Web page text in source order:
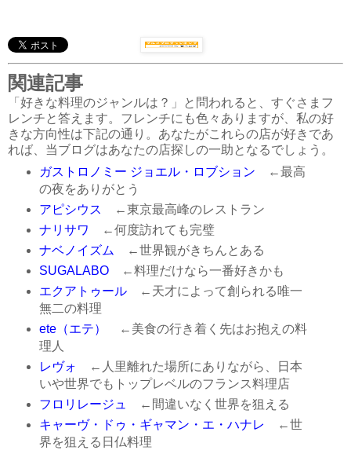
関連記事
「好きな料理のジャンルは？」と問われると、すぐさまフ
レンチと答えます。フレンチにも色々ありますが、私の好
きな方向性は下記の通り。あなたがこれらの店が好きであ
れば、当ブログはあなたの店探しの一助となるでしょう。
ガストロノミー ジョエル・ロブション ←最高
の夜をありがとう
アピシウス ←東京最高峰のレストラン
ナリサワ ←何度訪れても完璧
ナベノイズム ←世界観がきちんとある
SUGALABO←料理だけなら一番好きかも
エクアトゥール←天才によって創られる唯一
無二の料理
ete（エテ）
←美食の行き着く先はお抱えの料
理人
レヴォ ←人里離れた場所にありながら、日本
いや世界でもトップレベルのフランス料理店
フロリレージュ
←間違いなく世界を狙える
キャーヴ・ドゥ・ギャマン・エ・ハナレ ←世
界を狙える日仏料理